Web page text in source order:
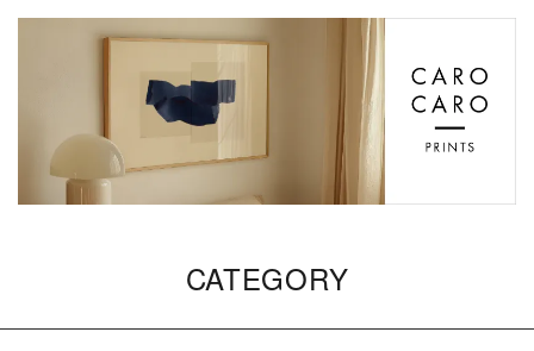
CATEGORY